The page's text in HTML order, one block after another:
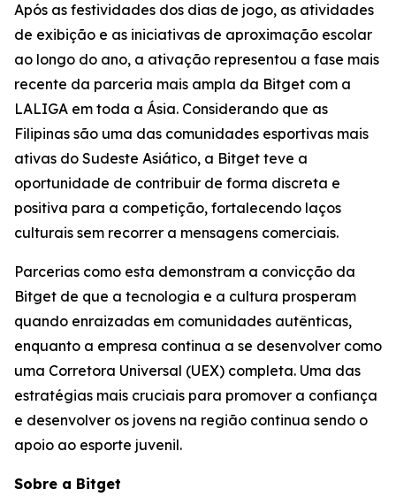
Após as festividades dos dias de jogo, as atividades
de exibição e as iniciativas de aproximação escolar
ao longo do ano, a ativação representou a fase mais
recente da parceria mais ampla da Bitget com a
LALIGA em toda a Ásia. Considerando que as
Filipinas são uma das comunidades esportivas mais
ativas do Sudeste Asiático, a Bitget teve a
oportunidade de contribuir de forma discreta e
positiva para a competição, fortalecendo laços
culturais sem recorrer a mensagens comerciais.
Parcerias como esta demonstram a convicção da
Bitget de que a tecnologia e a cultura prosperam
quando enraizadas em comunidades autênticas,
enquanto a empresa continua a se desenvolver como
uma Corretora Universal (UEX) completa. Uma das
estratégias mais cruciais para promover a confiança
e desenvolver os jovens na região continua sendo o
apoio ao esporte juvenil.
Sobre a Bitget